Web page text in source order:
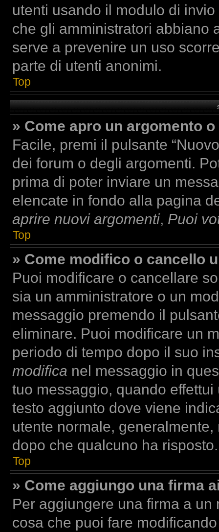
utenti usando il modulo di
che gli amministratori abbiano
serve a prevenire un uso
parte di utenti anonimi.
Top
» Come apro un argomento
Facile, premi il pulsante
dei forum o degli argomenti.
prima di poter inviare un
elencate in fondo alla pagina
aprire nuovi argomenti, Puoi
Top
» Come modifico o cancello
Puoi modificare o cancellare
sia un amministratore o un
messaggio premendo il
eliminare. Puoi modificare un
periodo di tempo dopo il suo
modifica nel messaggio in
tuo messaggio, quando
testo aggiunto dove viene
utente normale,
dopo che qualcuno ha risposto.
Top
» Come aggiungo una firma
Per aggiungere una firma a
cosa che puoi fare